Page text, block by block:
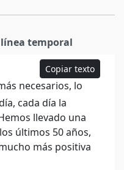
temporal
Copiar texto
necesarios, lo
cada día la
llevado una
últimos 50 años,
más positiva